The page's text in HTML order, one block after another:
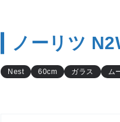
ノーリツ
Nest 60cm ガラス ム